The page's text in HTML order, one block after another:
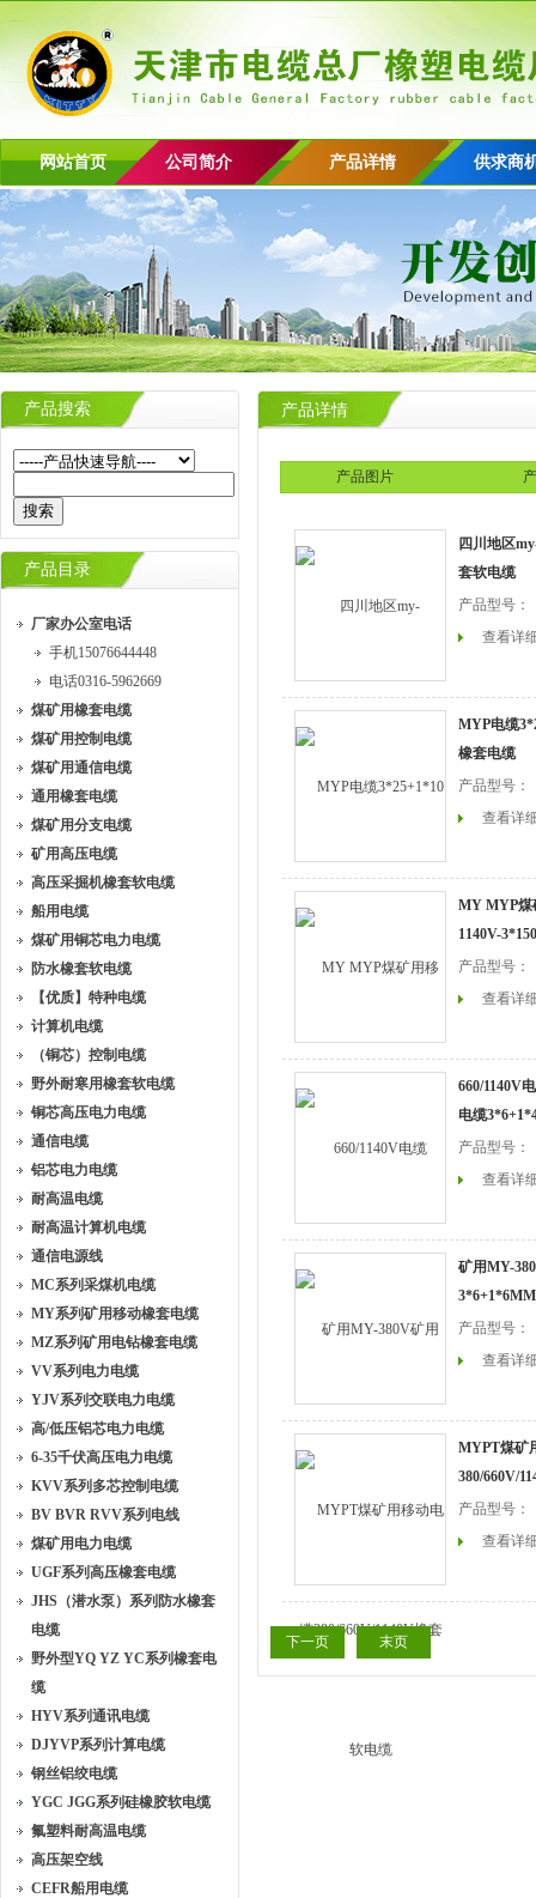
网站首页 公司简介 产品详情 供求商
产品搜索
产品目录
厂家办公室电话
手机15076644448
电话0316-5962669
煤矿用橡套电缆
煤矿用控制电缆
煤矿用通信电缆
通用橡套电缆
煤矿用分支电缆
矿用高压电缆
高压采掘机橡套软电缆
船用电缆
煤矿用铜芯电力电缆
防水橡套软电缆
【优质】特种电缆
计算机电缆
（铜芯）控制电缆
野外耐寒用橡套软电缆
铜芯高压电力电缆
通信电缆
铝芯电力电缆
耐高温电缆
耐高温计算机电缆
通信电源线
MC系列采煤机电缆
MY系列矿用移动橡套电缆
MZ系列矿用电钻橡套电缆
VV系列电力电缆
YJV系列交联电力电缆
高/低压铝芯电力电缆
6-35千伏高压电力电缆
KVV系列多芯控制电缆
BV BVR RVV系列电线
煤矿用电力电缆
UGF系列高压橡套电缆
JHS（潜水泵）系列防水橡套
电缆
野外型YQ YZ YC系列橡套电
缆
HYV系列通讯电缆
DJYVP系列计算电缆
钢丝铝绞电缆
YGC JGG系列硅橡胶软电缆
氟塑料耐高温电缆
高压架空线
CEFR船用电缆
产品详情
产品图片
四川地区
套软电缆
产品型号：
查看详
MYP电缆
橡套电缆
产品型号：
查看详
MY MYP煤
1140V-
产品型号：
查看详
660/1140V
电缆
产品型号：
查看详
矿用MY-
产品型号：
查看详
MYPT煤矿
380/660V/
产品型号：
查看详
下一页 末页